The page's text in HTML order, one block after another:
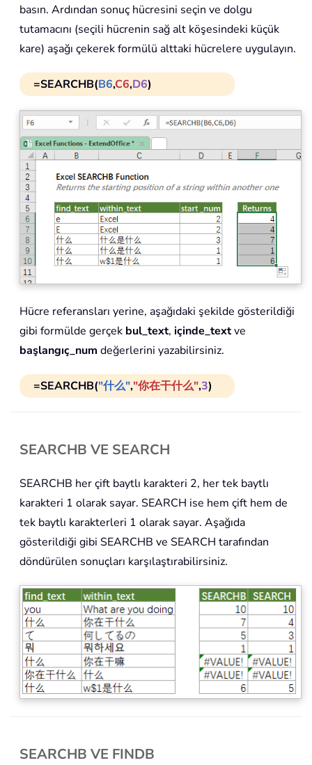
basın. Ardından sonuç hücresini seçin ve dolgu
tutamacını (seçili hücrenin sağ alt köşesindeki küçük
kare) aşağı çekerek formülü alttaki hücrelere uygulayın.
=SEARCHB(B6,C6,D6)
Hücre referansları yerine, aşağıdaki şekilde gösterildiği
gibi formülde gerçek bul_text, içinde_textve
başlangıç_num değerlerini yazabilirsiniz.
=SEARCHB("什么","你在干什么",3)
SEARCHB VE SEARCH
SEARCHB her çift baytlı karakteri 2, her tek baytlı
karakteri 1 olarak sayar. SEARCH ise hem çift hem de
tek baytlı karakterleri 1 olarak sayar. Aşağıda
gösterildiği gibi SEARCHB ve SEARCH tarafından
döndürülen sonuçları karşılaştırabilirsiniz.
SEARCHB VE FINDB